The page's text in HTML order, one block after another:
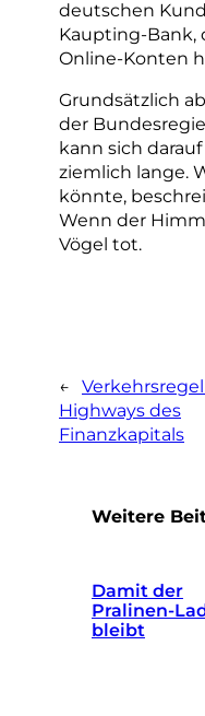
deutschen
Kaupting-Bank,
Online-Konten
Grundsätzlich
der
kann sich
ziemlich lange.
könnte,
Wenn der
Vögel tot.
←
Highways des
Finanzkapitals
Weitere
Damit der
Pralinen-
bleibt